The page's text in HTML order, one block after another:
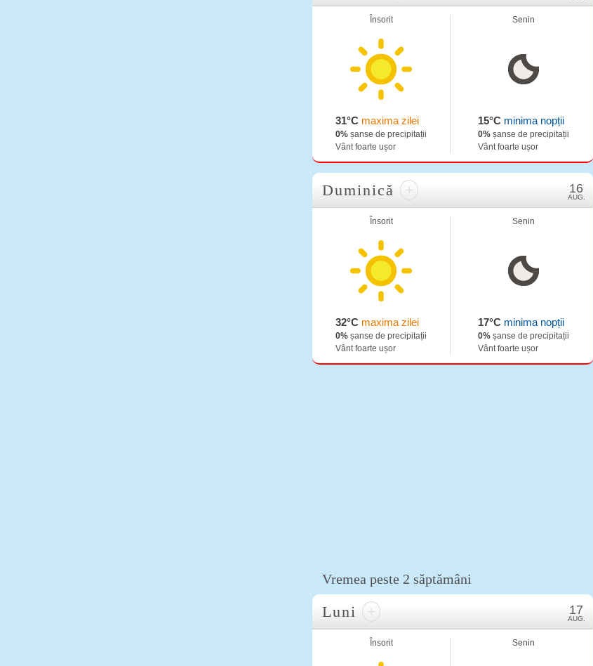
Însorit
31°C maxima zilei
0% șanse de precipitații
Vânt foarte ușor
Senin
15°Cminima nopții
0%șanse de precipitații
Vânt foarte ușor
Duminică + 16
AUG.
Însorit
32°C maxima zilei
0% șanse de precipitații
Vânt foarte ușor
Senin
17°Cminima nopții
0%șanse de precipitații
Vânt foarte ușor
Vremea peste 2 săptămâni
Luni + 17
AUG.
Însorit Senin